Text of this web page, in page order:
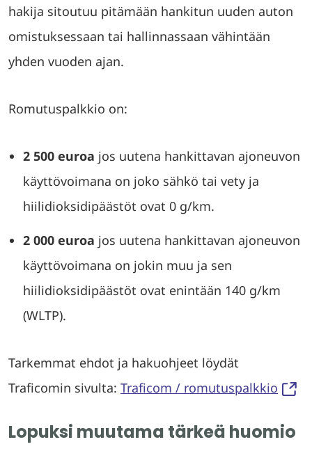
hakija sitoutuu pitämään hankitun uuden auton
omistuksessaan tai hallinnassaan vähintään
yhden vuoden ajan.
Romutuspalkkio on:
2 500 euroa jos uutena hankittavan ajoneuvon
käyttövoimana on joko sähkö tai vety ja
hiilidioksidipäästöt ovat 0 g/km.
2 000 euroa jos uutena hankittavan ajoneuvon
käyttövoimana on jokin muu ja sen
hiilidioksidipäästöt ovat enintään 140 g/km
(WLTP).
Tarkemmat ehdot ja hakuohjeet löydät
Traficomin sivulta: Traficom / romutuspalkkio
Lopuksi muutama tärkeä huomio